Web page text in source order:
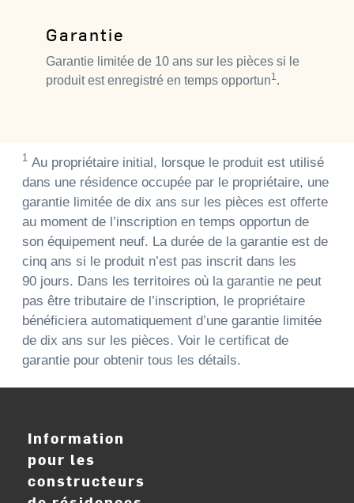
Garantie
Garantie limitée de 10 ans sur les pièces si le
produit est enregistré en temps opportun1.
1Au propriétaire initial, lorsque le produit est utilisé
dans une résidence occupée par le propriétaire, une
garantie limitée de dix ans sur les pièces est offerte
au moment de l’inscription en temps opportun de
son équipement neuf. La durée de la garantie est de
cinq ans si le produit n’est pas inscrit dans les
90 jours. Dans les territoires où la garantie ne peut
pas être tributaire de l’inscription, le propriétaire
bénéficiera automatiquement d’une garantie limitée
de dix ans sur les pièces. Voir le certificat de
garantie pour obtenir tous les détails.
Information
pour les
constructeurs